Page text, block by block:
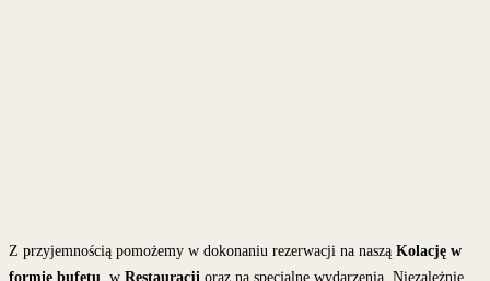
Z przyjemnością pomożemy w dokonaniu rezerwacji na naszą Kolację w
formie bufetu , w Restauracji oraz na specjalne wydarzenia. Niezależnie